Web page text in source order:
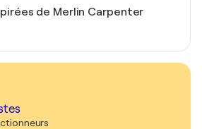
de Merlin Carpenter